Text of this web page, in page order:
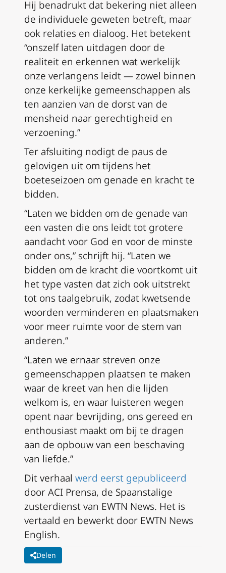
Hij benadrukt dat bekering niet alleen
de individuele geweten betreft, maar
ook relaties en dialoog. Het betekent
“onszelf laten uitdagen door de
realiteit en erkennen wat werkelijk
onze verlangens leidt — zowel binnen
onze kerkelijke gemeenschappen als
ten aanzien van de dorst van de
mensheid naar gerechtigheid en
verzoening.”
Ter afsluiting nodigt de paus de
gelovigen uit om tijdens het
boeteseizoen om genade en kracht te
bidden.
“Laten we bidden om de genade van
een vasten die ons leidt tot grotere
aandacht voor God en voor de minste
onder ons,” schrijft hij. “Laten we
bidden om de kracht die voortkomt uit
het type vasten dat zich ook uitstrekt
tot ons taalgebruik, zodat kwetsende
woorden verminderen en plaatsmaken
voor meer ruimte voor de stem van
anderen.”
“Laten we ernaar streven onze
gemeenschappen plaatsen te maken
waar de kreet van hen die lijden
welkom is, en waar luisteren wegen
opent naar bevrijding, ons gereed en
enthousiast maakt om bij te dragen
aan de opbouw van een beschaving
van liefde.”
Dit verhaal werd eerst gepubliceerd
door ACI Prensa, de Spaanstalige
zusterdienst van EWTN News. Het is
vertaald en bewerkt door EWTN News
English.
Delen